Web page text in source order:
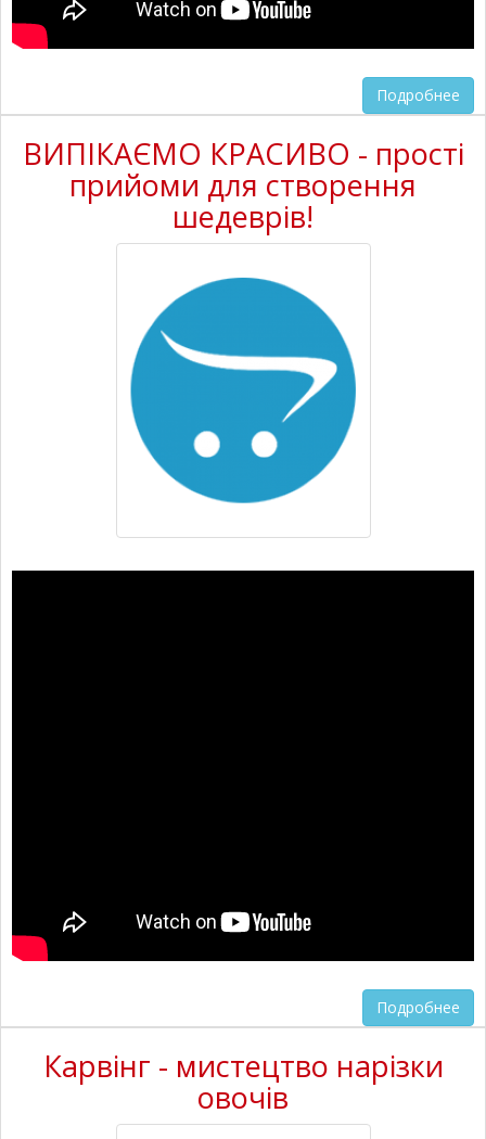
Подробнее
ВИПІКАЄМО КРАСИВО - прості
прийоми для створення
шедеврів!
Подробнее
Карвінг - мистецтво нарізки
овочів